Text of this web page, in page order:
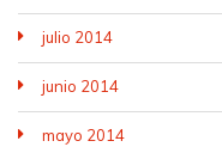
julio 2014
junio 2014
mayo 2014